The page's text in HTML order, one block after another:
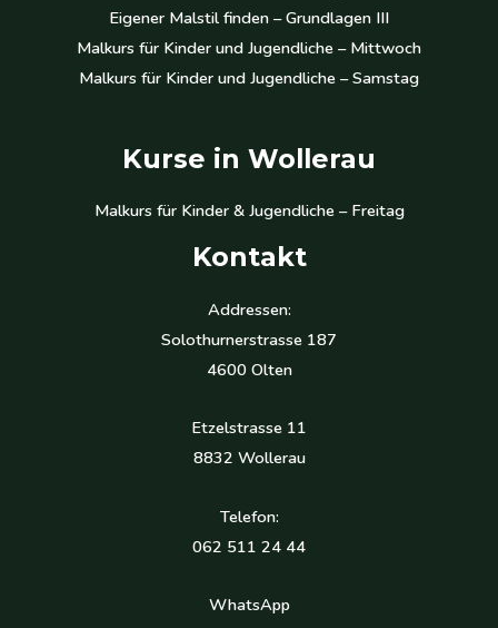
Eigener Malstil finden – Grundlagen III
Malkurs für Kinder und Jugendliche – Mittwoch
Malkurs für Kinder und Jugendliche – Samstag
Kurse in Wollerau
Malkurs für Kinder & Jugendliche – Freitag
Kontakt
Addressen:
Solothurnerstrasse 187
4600 Olten
Etzelstrasse 11
8832 Wollerau
Telefon:
062 511 24 44
WhatsApp